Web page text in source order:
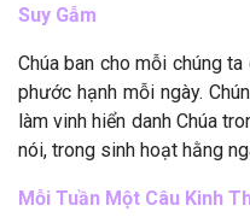
Suy Gẫm
Chúa ban cho mỗi chúng
phước hạnh mỗi ngày.
làm vinh hiển danh Chúa
nói, trong sinh hoạt hằng
Mỗi Tuần Một Câu Kinh